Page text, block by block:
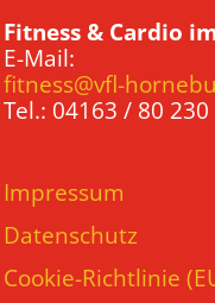
Fitness & Cardio
E-Mail:
fitness@vfl-
Tel.: 04163 / 80 230
Impressum
Datenschutz
Cookie-Richtlinie